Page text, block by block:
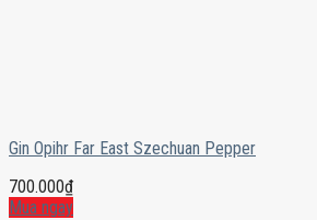
Gin Opihr Far East Szechuan Pepper
700.000₫
Mua ngay